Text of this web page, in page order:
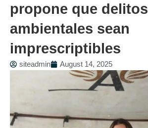
propone que delitos
ambientales sean
imprescriptibles
siteadmin August 14, 2025